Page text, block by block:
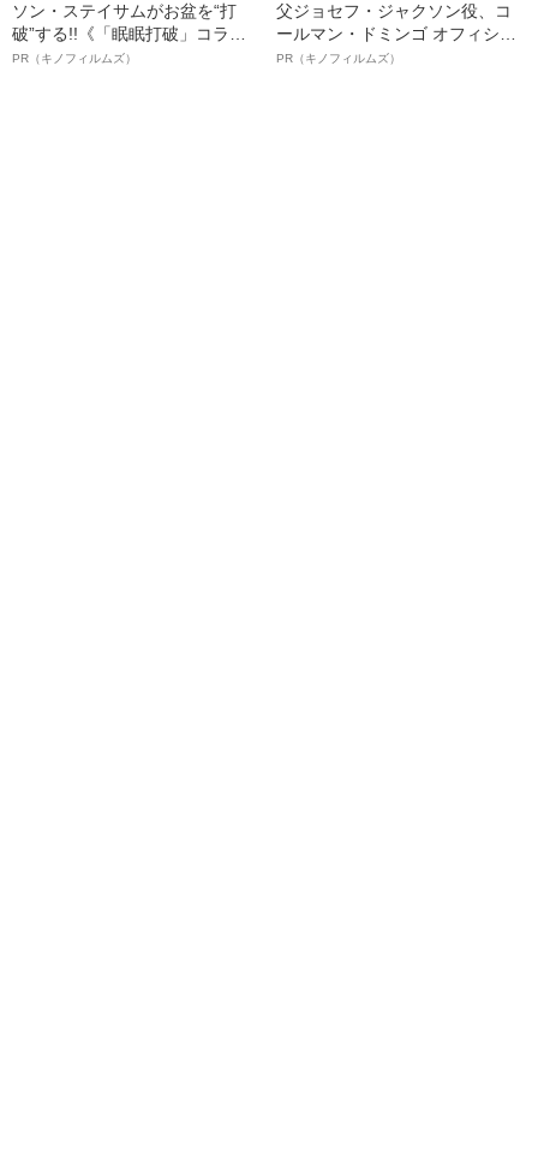
ソン・ステイサムがお盆を“打
破”する!!《「眠眠打破」コラ
ボ》
PR（キノフィルムズ）
父ジョセフ・ジャクソン役、コ
ールマン・ドミンゴ オフィシャ
ルインタビュー“観客を魅了した
PR（キノフィルムズ）